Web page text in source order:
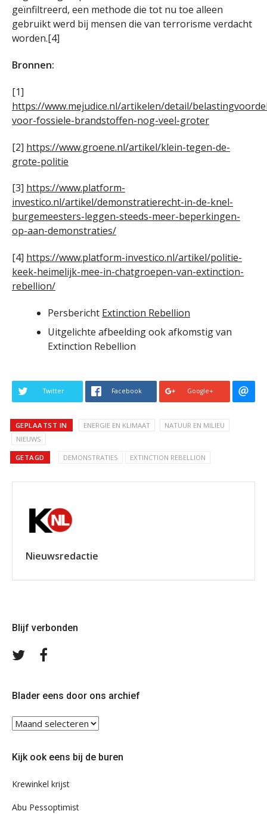
geïnfiltreerd, een methode die tot nu toe alleen
gebruikt werd bij mensen die van terrorisme verdacht
worden.[4]
Bronnen:
[1]
https://www.mejudice.nl/artikelen/detail/
voor-fossiele-brandstoffen-nog-veel-groter
[2] https://www.groene.nl/artikel/klein-tegen-de-
grote-politie
[3] https://www.platform-
investico.nl/artikel/demonstratierecht-in-de-knel-
burgemeesters-leggen-steeds-meer-beperkingen-
op-aan-demonstraties/
[4] https://www.platform-investico.nl/artikel/politie-
keek-heimelijk-mee-in-chatgroepen-van-extinction-
rebellion/
Persbericht Extinction Rebellion
Uitgelichte afbeelding ook afkomstig van
Extinction Rebellion
Twitter Facebook Google+
GEPLAATST IN ENERGIE EN KLIMAAT
NATUUR EN MILIEU
NIEUWS
GETAGD DEMONSTRATIES EXTINCTION REBELLION
Nieuwsredactie
Blijf verbonden
Volg
Blader eens door ons archief
Blader
eens
ons
Kijk ook eens bij de buren
Krewinkel krijst
Abu Pessoptimist